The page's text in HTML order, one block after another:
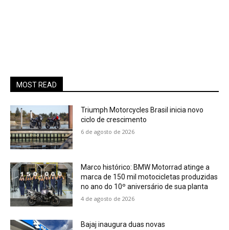
MOST READ
Triumph Motorcycles Brasil inicia novo
ciclo de crescimento
6 de agosto de 2026
Marco histórico: BMW Motorrad atinge a
marca de 150 mil motocicletas produzidas
no ano do 10º aniversário de sua planta
4 de agosto de 2026
Bajaj inaugura duas novas